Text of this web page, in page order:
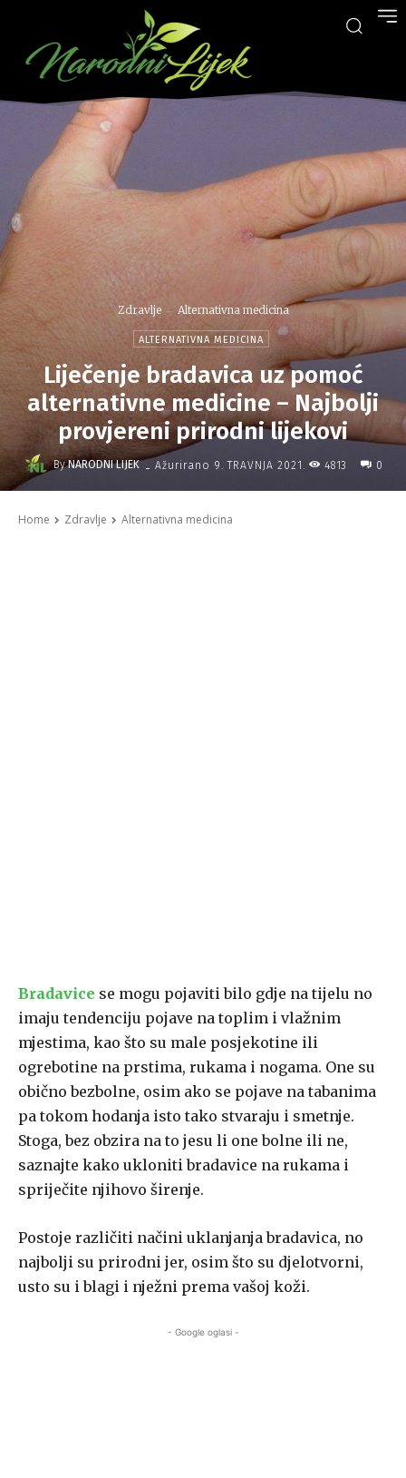
Zdravlje Alternativna medicina
ALTERNATIVNA MEDICINA
Liječenje bradavica uz pomoć
alternativne medicine – Najbolji
provjereni prirodni lijekovi
By NARODNI LIJEK - Ažurirano 9. TRAVNJA 2021. 4813 0
Home Zdravlje Alternativna medicina
Bradavice se mogu pojaviti bilo gdje na tijelu no
imaju tendenciju pojave na toplim i vlažnim
mjestima, kao što su male posjekotine ili
ogrebotine na prstima, rukama i nogama. One su
obično bezbolne, osim ako se pojave na tabanima
pa tokom hodanja isto tako stvaraju i smetnje.
Stoga, bez obzira na to jesu li one bolne ili ne,
saznajte kako ukloniti bradavice na rukama i
spriječite njihovo širenje.
Postoje različiti načini uklanjanja bradavica, no
najbolji su prirodni jer, osim što su djelotvorni,
usto su i blagi i nježni prema vašoj koži.
- Google oglasi -